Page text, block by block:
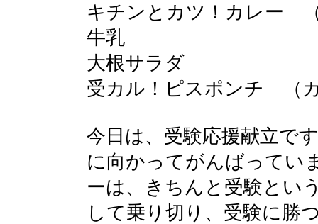
キチンとカツ！カレー
牛乳
大根サラダ
受カル！ピスポンチ （
今日は、受験応援献立で
に向かってがんばってい
ーは、きちんと受験とい
して乗り切り、受験に勝